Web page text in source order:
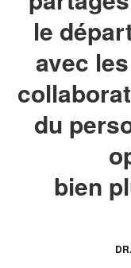
le
avec
du
bien